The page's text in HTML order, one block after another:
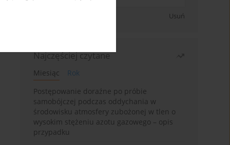
Usuń
Najczęściej czytane
Miesiąc
Rok
Postępowanie doraźne po próbie
samobójczej podczas oddychania w
środowisku atmosfery zubożonej w tlen o
wysokim stężeniu azotu gazowego – opis
przypadku